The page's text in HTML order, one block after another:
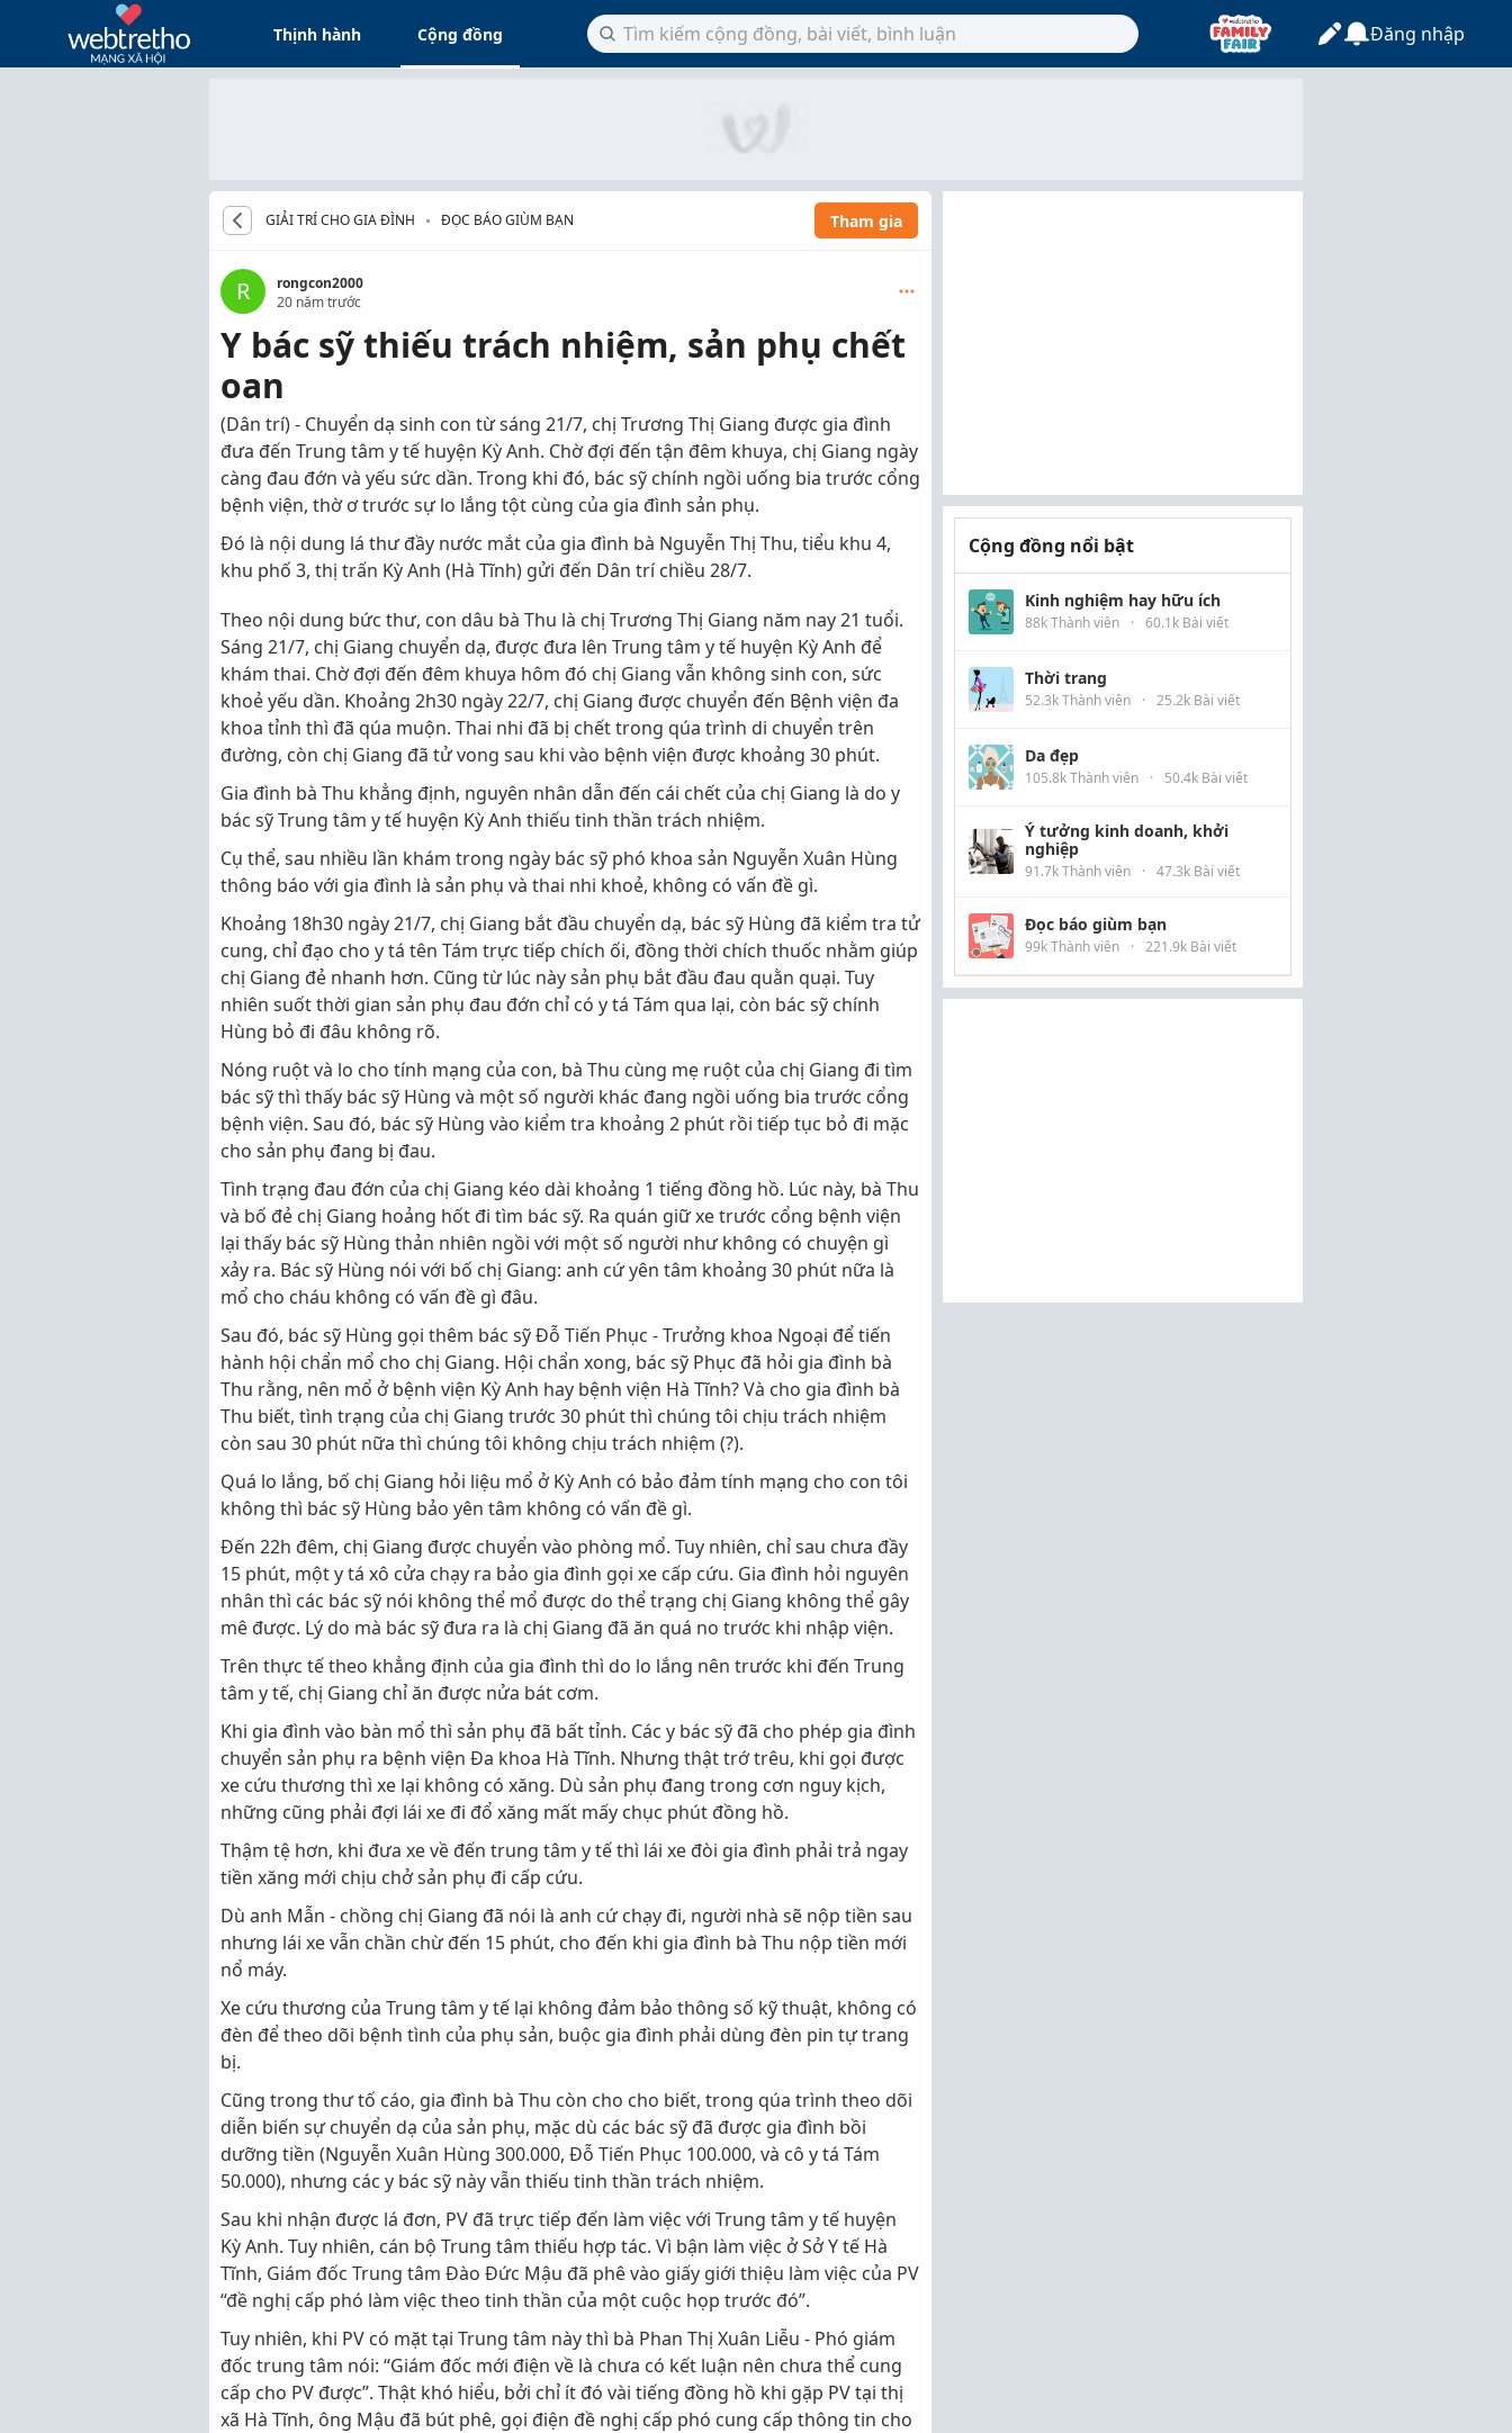
Thịnh hành Cộng đồng Đăng nhập
GIẢI TRÍ CHO GIA ĐÌNH ĐỌC BÁO GIÙM BẠN Tham gia
R
rongcon2000
20 năm trước
Y bác sỹ thiếu trách nhiệm, sản phụ chết
oan
(Dân trí) - Chuyển dạ sinh con từ sáng 21/7, chị Trương Thị Giang được gia đình
đưa đến Trung tâm y tế huyện Kỳ Anh. Chờ đợi đến tận đêm khuya, chị Giang ngày
càng đau đớn và yếu sức dần. Trong khi đó, bác sỹ chính ngồi uống bia trước cổng
bệnh viện, thờ ơ trước sự lo lắng tột cùng của gia đình sản phụ.
Đó là nội dung lá thư đầy nước mắt của gia đình bà Nguyễn Thị Thu, tiểu khu 4,
khu phố 3, thị trấn Kỳ Anh (Hà Tĩnh) gửi đến Dân trí chiều 28/7.
Theo nội dung bức thư, con dâu bà Thu là chị Trương Thị Giang năm nay 21 tuổi.
Sáng 21/7, chị Giang chuyển dạ, được đưa lên Trung tâm y tế huyện Kỳ Anh để
khám thai. Chờ đợi đến đêm khuya hôm đó chị Giang vẫn không sinh con, sức
khoẻ yếu dần. Khoảng 2h30 ngày 22/7, chị Giang được chuyển đến Bệnh viện đa
khoa tỉnh thì đã qúa muộn. Thai nhi đã bị chết trong qúa trình di chuyển trên
đường, còn chị Giang đã tử vong sau khi vào bệnh viện được khoảng 30 phút.
Gia đình bà Thu khẳng định, nguyên nhân dẫn đến cái chết của chị Giang là do y
bác sỹ Trung tâm y tế huyện Kỳ Anh thiếu tinh thần trách nhiệm.
Cụ thể, sau nhiều lần khám trong ngày bác sỹ phó khoa sản Nguyễn Xuân Hùng
thông báo với gia đình là sản phụ và thai nhi khoẻ, không có vấn đề gì.
Khoảng 18h30 ngày 21/7, chị Giang bắt đầu chuyển dạ, bác sỹ Hùng đã kiểm tra tử
cung, chỉ đạo cho y tá tên Tám trực tiếp chích ối, đồng thời chích thuốc nhằm giúp
chị Giang đẻ nhanh hơn. Cũng từ lúc này sản phụ bắt đầu đau quằn quại. Tuy
nhiên suốt thời gian sản phụ đau đớn chỉ có y tá Tám qua lại, còn bác sỹ chính
Hùng bỏ đi đâu không rõ.
Nóng ruột và lo cho tính mạng của con, bà Thu cùng mẹ ruột của chị Giang đi tìm
bác sỹ thì thấy bác sỹ Hùng và một số người khác đang ngồi uống bia trước cổng
bệnh viện. Sau đó, bác sỹ Hùng vào kiểm tra khoảng 2 phút rồi tiếp tục bỏ đi mặc
cho sản phụ đang bị đau.
Tình trạng đau đớn của chị Giang kéo dài khoảng 1 tiếng đồng hồ. Lúc này, bà Thu
và bố đẻ chị Giang hoảng hốt đi tìm bác sỹ. Ra quán giữ xe trước cổng bệnh viện
lại thấy bác sỹ Hùng thản nhiên ngồi với một số người như không có chuyện gì
xảy ra. Bác sỹ Hùng nói với bố chị Giang: anh cứ yên tâm khoảng 30 phút nữa là
mổ cho cháu không có vấn đề gì đâu.
Sau đó, bác sỹ Hùng gọi thêm bác sỹ Đỗ Tiến Phục - Trưởng khoa Ngoại để tiến
hành hội chẩn mổ cho chị Giang. Hội chẩn xong, bác sỹ Phục đã hỏi gia đình bà
Thu rằng, nên mổ ở bệnh viện Kỳ Anh hay bệnh viện Hà Tĩnh? Và cho gia đình bà
Thu biết, tình trạng của chị Giang trước 30 phút thì chúng tôi chịu trách nhiệm
còn sau 30 phút nữa thì chúng tôi không chịu trách nhiệm (?).
Quá lo lắng, bố chị Giang hỏi liệu mổ ở Kỳ Anh có bảo đảm tính mạng cho con tôi
không thì bác sỹ Hùng bảo yên tâm không có vấn đề gì.
Đến 22h đêm, chị Giang được chuyển vào phòng mổ. Tuy nhiên, chỉ sau chưa đầy
15 phút, một y tá xô cửa chạy ra bảo gia đình gọi xe cấp cứu. Gia đình hỏi nguyên
nhân thì các bác sỹ nói không thể mổ được do thể trạng chị Giang không thể gây
mê được. Lý do mà bác sỹ đưa ra là chị Giang đã ăn quá no trước khi nhập viện.
Trên thực tế theo khẳng định của gia đình thì do lo lắng nên trước khi đến Trung
tâm y tế, chị Giang chỉ ăn được nửa bát cơm.
Khi gia đình vào bàn mổ thì sản phụ đã bất tỉnh. Các y bác sỹ đã cho phép gia đình
chuyển sản phụ ra bệnh viện Đa khoa Hà Tĩnh. Nhưng thật trớ trêu, khi gọi được
xe cứu thương thì xe lại không có xăng. Dù sản phụ đang trong cơn nguy kịch,
những cũng phải đợi lái xe đi đổ xăng mất mấy chục phút đồng hồ.
Thậm tệ hơn, khi đưa xe về đến trung tâm y tế thì lái xe đòi gia đình phải trả ngay
tiền xăng mới chịu chở sản phụ đi cấp cứu.
Dù anh Mẫn - chồng chị Giang đã nói là anh cứ chạy đi, người nhà sẽ nộp tiền sau
nhưng lái xe vẫn chần chừ đến 15 phút, cho đến khi gia đình bà Thu nộp tiền mới
nổ máy.
Xe cứu thương của Trung tâm y tế lại không đảm bảo thông số kỹ thuật, không có
đèn để theo dõi bệnh tình của phụ sản, buộc gia đình phải dùng đèn pin tự trang
bị.
Cũng trong thư tố cáo, gia đình bà Thu còn cho cho biết, trong qúa trình theo dõi
diễn biến sự chuyển dạ của sản phụ, mặc dù các bác sỹ đã được gia đình bồi
dưỡng tiền (Nguyễn Xuân Hùng 300.000, Đỗ Tiến Phục 100.000, và cô y tá Tám
50.000), nhưng các y bác sỹ này vẫn thiếu tinh thần trách nhiệm.
Sau khi nhận được lá đơn, PV đã trực tiếp đến làm việc với Trung tâm y tế huyện
Kỳ Anh. Tuy nhiên, cán bộ Trung tâm thiếu hợp tác. Vì bận làm việc ở Sở Y tế Hà
Tĩnh, Giám đốc Trung tâm Đào Đức Mậu đã phê vào giấy giới thiệu làm việc của PV
“đề nghị cấp phó làm việc theo tinh thần của một cuộc họp trước đó”.
Tuy nhiên, khi PV có mặt tại Trung tâm này thì bà Phan Thị Xuân Liễu - Phó giám
đốc trung tâm nói: “Giám đốc mới điện về là chưa có kết luận nên chưa thể cung
cấp cho PV được”. Thật khó hiểu, bởi chỉ ít đó vài tiếng đồng hồ khi gặp PV tại thị
xã Hà Tĩnh, ông Mậu đã bút phê, gọi điện đề nghị cấp phó cung cấp thông tin cho
Cộng đồng nổi bật
Kinh nghiệm hay hữu ích
88k Thành viên · 60.1k Bài viết
Thời trang
52.3k Thành viên · 25.2k Bài viết
Da đẹp
105.8k Thành viên · 50.4k Bài viết
Ý tưởng kinh doanh, khởi
nghiệp
91.7k Thành viên · 47.3k Bài viết
Đọc báo giùm bạn
99k Thành viên · 221.9k Bài viết